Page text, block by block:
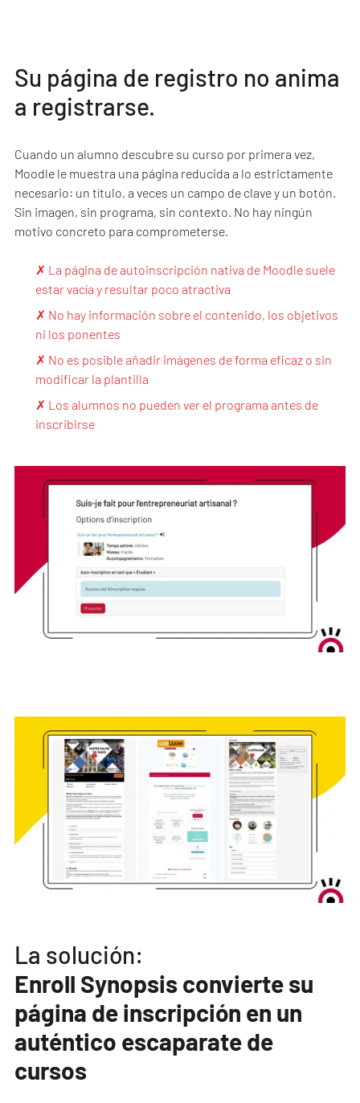
Su página de registro no anima
a registrarse.
Cuando un alumno descubre su curso por primera vez,
Moodle le muestra una página reducida a lo estrictamente
necesario: un título, a veces un campo de clave y un botón.
Sin imagen, sin programa, sin contexto. No hay ningún
motivo concreto para comprometerse.
✗ La página de autoinscripción nativa de Moodle suele
estar vacía y resultar poco atractiva
✗ No hay información sobre el contenido, los objetivos
ni los ponentes
✗ No es posible añadir imágenes de forma eficaz o sin
modificar la plantilla
✗ Los alumnos no pueden ver el programa antes de
inscribirse
La solución:
Enroll Synopsis convierte su
página de inscripción en un
auténtico escaparate de
cursos